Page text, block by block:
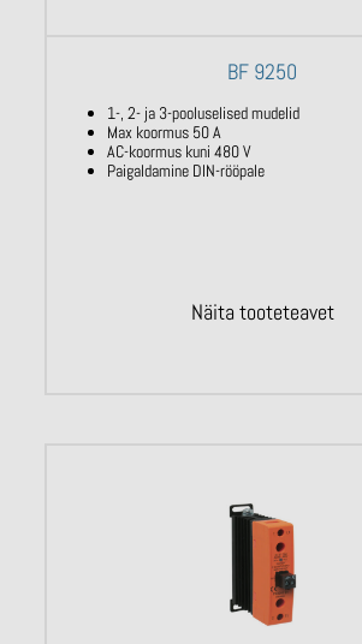
BF 9250
1-, 2- ja 3-pooluselised mudelid
Max koormus 50 A
AC-koormus kuni 480 V
Paigaldamine DIN-rööpale
Näita tooteteavet